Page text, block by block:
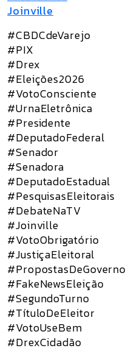
Joinville
#CBDCdeVarejo
#PIX
#Drex
#Eleições2026
#VotoConsciente
#UrnaEletrônica
#Presidente
#DeputadoFederal
#Senador
#Senadora
#DeputadoEstadual
#PesquisasEleitorais
#DebateNaTV
#Joinville
#VotoObrigatório
#JustiçaEleitoral
#PropostasDeGoverno
#FakeNewsEleição
#SegundoTurno
#TítuloDeEleitor
#VotoUseBem
#DrexCidadão